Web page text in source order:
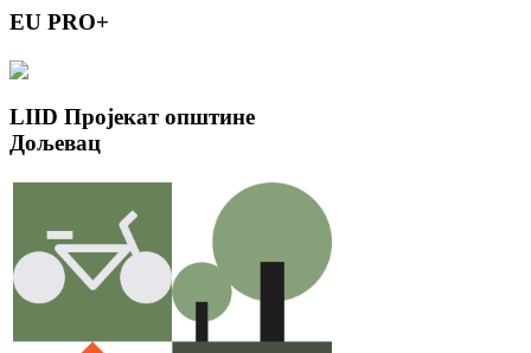
EU PRO+
LIID Пројекат општине
Дољевац